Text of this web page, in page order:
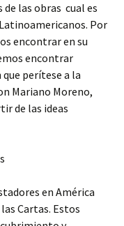
las obras cual es
Por
encontrar en su
encontrar
perítese a la
Mariano Moreno,
de las ideas
en América
Cartas. Estos